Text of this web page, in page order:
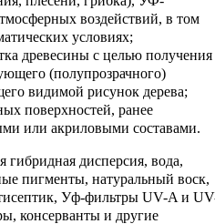
воздействий, в том
условиях;
древесины с целью получения
(полупрозрачного)
видимой рисунок дерева;
поверхностей, ранее
или акриловыми составами.
гибридная дисперсия, вода,
пигменты, натуральный воск,
Уф-фильтры UV-A и
консерванты и другие